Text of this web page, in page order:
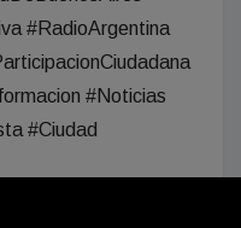
#RadioArgentina
#Noticias
#Ciudad